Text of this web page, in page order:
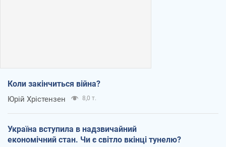
Коли закінчиться війна?
Юрій Хрістензен 8,0 т.
Україна вступила в надзвичайний
економічний стан. Чи є світло вкінці тунелю?